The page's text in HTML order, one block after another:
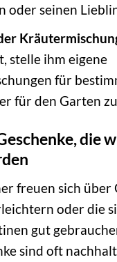
oder seinen
stelle ihm eigene
für
für den Garten
die
freuen sich über
oder die
gut
sind oft